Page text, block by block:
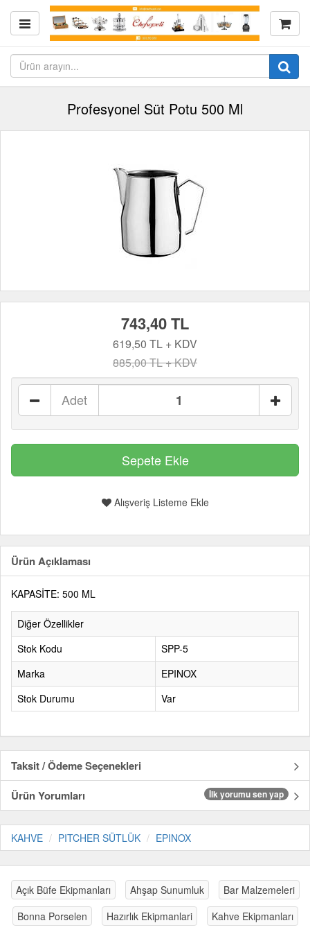
Profesyonel Süt Potu 500 Ml
743,40 TL
619,50 TL + KDV
885,00 TL + KDV
Adet
Alışveriş Listeme Ekle
Ürün Açıklaması
KAPASİTE: 500 ML
Diğer Özellikler
Stok Kodu
SPP-5
Marka
EPINOX
Stok Durumu
Var
Taksit / Ödeme Seçenekleri
Ürün Yorumları
İlk yorumu sen yap
KAHVE PITCHER SÜTLÜK EPINOX
Açık Büfe Ekipmanları Ahşap Sunumluk
Bar Malzemeleri
Bonna Porselen
Hazırlık Ekipmanlari Kahve Ekipmanları